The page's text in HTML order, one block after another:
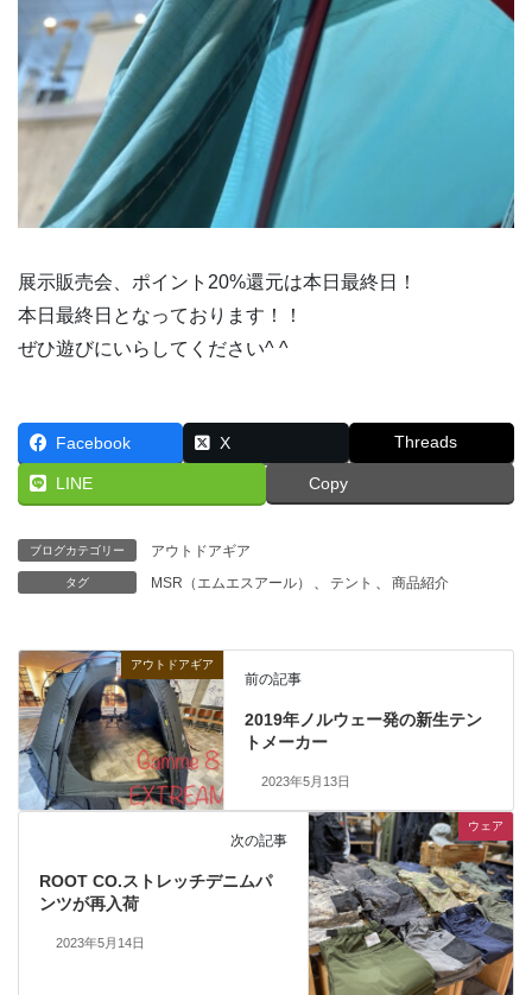
展示販売会、ポイント20%還元は本日最終日！
本日最終日となっております！！
ぜひ遊びにいらしてください^ ^
Facebook X Threads
LINE Copy
ブログカテゴリー アウトドアギア
タグ MSR（エムエスアール） テント 商品紹介
アウトドアギア
前の記事
2019年ノルウェー発の新生テン
トメーカー
2023年5月13日
ウェア
次の記事
ROOT CO.ストレッチデニムパ
ンツが再入荷
2023年5月14日